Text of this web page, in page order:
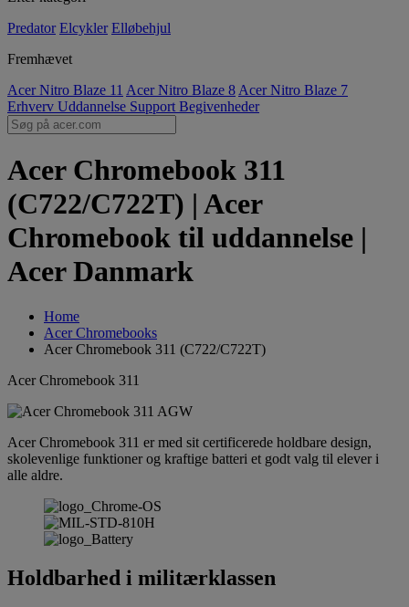
Predator Elcykler Elløbehjul
Fremhævet
Acer Nitro Blaze 11 Acer Nitro Blaze 8 Acer Nitro Blaze 7
Erhverv Uddannelse Support Begivenheder
Acer Chromebook 311
(C722/C722T) | Acer
Chromebook til uddannelse |
Acer Danmark
Home
Acer Chromebooks
Acer Chromebook 311 (C722/C722T)
Acer Chromebook 311
Acer Chromebook 311 er med sit certificerede holdbare design,
skolevenlige funktioner og kraftige batteri et godt valg til elever i
alle aldre.
Holdbarhed i militærklassen